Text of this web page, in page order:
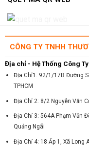
CÔNG TY TNHH
Địa chỉ - Hệ Thống Công
Địa Chỉ1: 92/1/17B Đường
TPHCM
Địa Chỉ 2: 8/2 Nguyễn Văn
Địa Chỉ 3: 564A Phạm Văn
Quảng Ngãi
Địa Chỉ 4: 18 Ấp 1, Xã Long